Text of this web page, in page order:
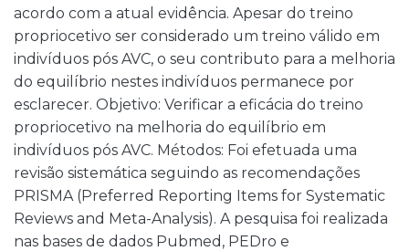
acordo com a atual evidência. Apesar do treino
propriocetivo ser considerado um treino válido em
indivíduos pós AVC, o seu contributo para a melhoria
do equilíbrio nestes indivíduos permanece por
esclarecer. Objetivo: Verificar a eficácia do treino
propriocetivo na melhoria do equilíbrio em
indivíduos pós AVC. Métodos: Foi efetuada uma
revisão sistemática seguindo as recomendações
PRISMA (Preferred Reporting Items for Systematic
Reviews and Meta-Analysis). A pesquisa foi realizada
nas bases de dados Pubmed, PEDro e